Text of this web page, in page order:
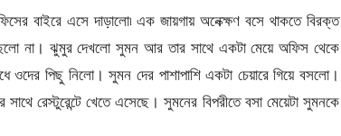
বাইরে এসে দাড়ালো৷ এক জায়গায় অনেক্ক্ষণ বসে থাকতে বিরক্ত
না। ঝুমুর দেখলো সুমন আর তার সাথে একটা মেয়ে অফিস থেকে
ওদের পিছু নিলো। সুমন দের পাশাপাশি একটা চেয়ারে গিয়ে বসলো।
রেস্টুরেন্টে খেতে এসেছে। সুমনের বিপরীতে বসা মেয়েটা সুমনকে